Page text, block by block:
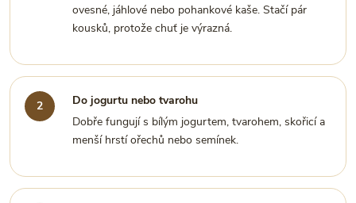
ovesné, jáhlové nebo pohankové kaše. Stačí pár
kousků, protože chuť je výrazná.
Do jogurtu nebo tvarohu
Dobře fungují s bílým jogurtem, tvarohem, skořicí a
menší hrstí ořechů nebo semínek.